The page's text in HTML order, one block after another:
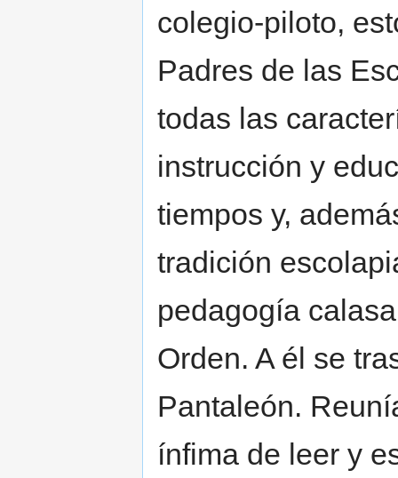
colegio-piloto,
Padres de las
todas las
instrucción y
tiempos y,
tradición
pedagogía
Orden. A él se
Pantaleón.
ínfima de leer y